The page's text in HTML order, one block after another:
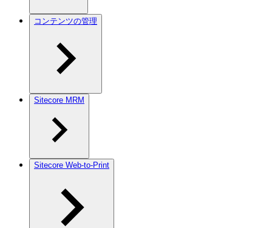
コンテンツの管理
Sitecore MRM
Sitecore Web-to-Print